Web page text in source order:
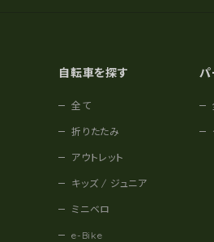
自転車を探す
全て
折りたたみ
アウトレット
キッズ / ジュニア
ミニベロ
e-Bike
パ